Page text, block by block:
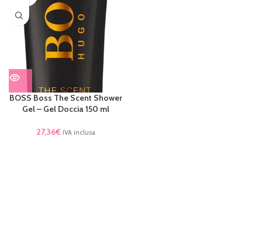
BOSS Boss The Scent Shower
Gel – Gel Doccia 150 ml
27,36€ IVA inclusa